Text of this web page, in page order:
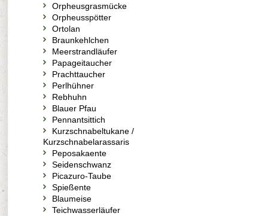
Orpheusgrasmücke
Orpheusspötter
Ortolan
Braunkehlchen
Meerstrandläufer
Papageitaucher
Prachttaucher
Perlhühner
Rebhuhn
Blauer Pfau
Pennantsittich
Kurzschnabeltukane /
Kurzschnabelarassaris
Peposakaente
Seidenschwanz
Picazuro-Taube
Spießente
Blaumeise
Teichwasserläufer